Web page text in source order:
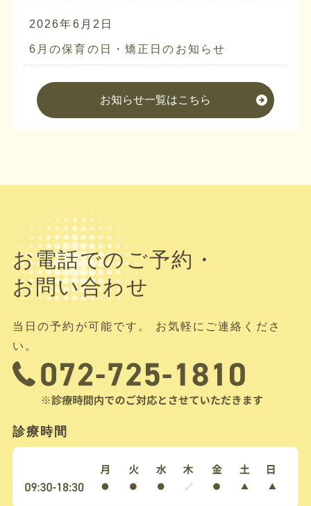
2026年6月2日
6月の保育の日・矯正日のお知らせ
お知らせ一覧はこちら
お電話でのご予約・
お問い合わせ
当日の予約が可能です。 お気軽にご連絡くださ
い。
診療時間